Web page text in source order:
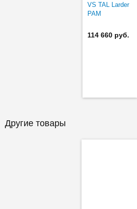
VS TAL Larder
PAM
114 660 руб.
Другие товары